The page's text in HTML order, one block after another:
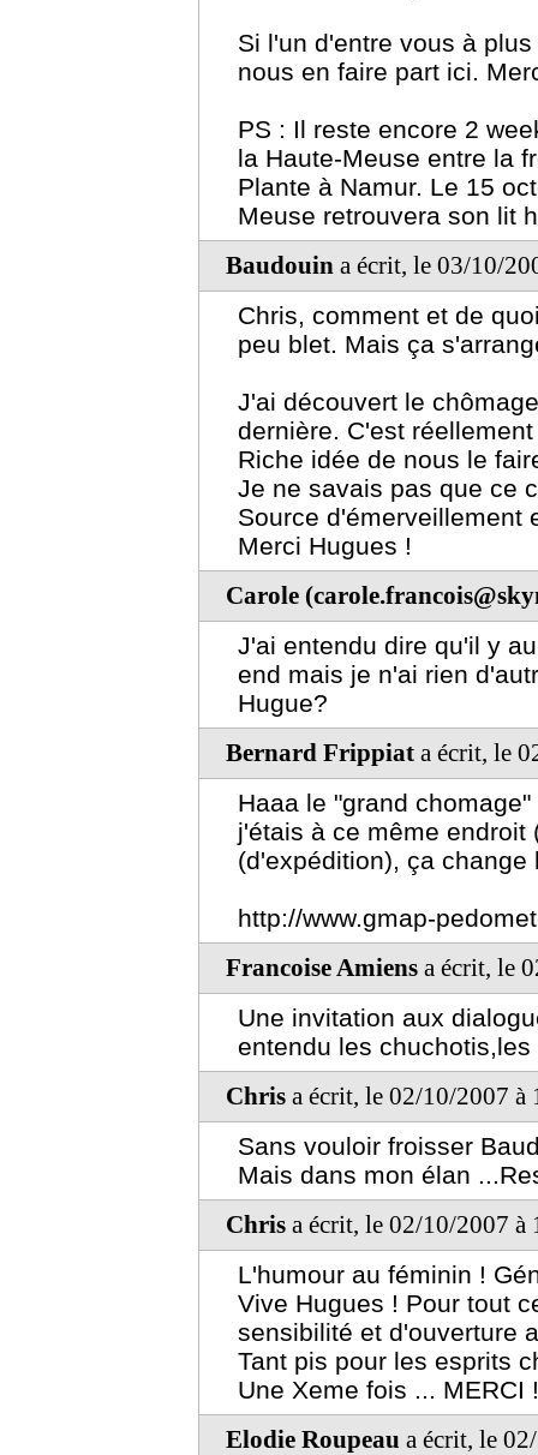
Si l'un d'entre vous à
nous en faire part ici.
PS : Il reste encore 2
la Haute-Meuse entre la
Plante à Namur. Le 15
Meuse retrouvera son lit
Baudouin a écrit, le 03/10/
Chris, comment et de
peu blet. Mais ça
J'ai découvert le
dernière. C'est
Riche idée de nous le
Je ne savais pas que ce
Source d'émerveillement
Merci Hugues !
Carole
J'ai entendu dire qu'il y
end mais je n'ai rien
Hugue?
Bernard Frippiat a écrit, le
Haaa le "grand
j'étais à ce même endroit
(d'expédition), ça change
http://www.gmap-
Francoise Amiens a écrit, le
Une invitation aux
entendu les
Chris a écrit, le 02/10/2007 à
Sans vouloir froisser
Mais dans mon élan
Chris a écrit, le 02/10/2007 à
L'humour au féminin !
Vive Hugues ! Pour tout
sensibilité et d'ouverture
Tant pis pour les esprits
Une Xeme fois ... MERCI !
Elodie Roupeau a écrit, le